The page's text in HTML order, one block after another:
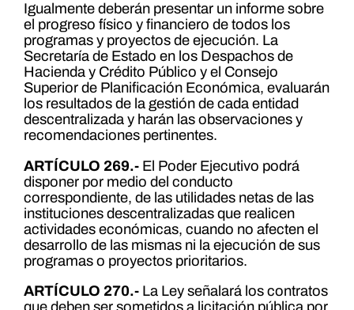
Igualmente deberán presentar un informe sobre
el progreso físico y financiero de todos los
programas y proyectos de ejecución. La
Secretaría de Estado en los Despachos de
Hacienda y Crédito Público y el Consejo
Superior de Planificación Económica, evaluarán
los resultados de la gestión de cada entidad
descentralizada y harán las observaciones y
recomendaciones pertinentes.
ARTÍCULO 269.- El Poder Ejecutivo podrá
disponer por medio del conducto
correspondiente, de las utilidades netas de las
instituciones descentralizadas que realicen
actividades económicas, cuando no afecten el
desarrollo de las mismas ni la ejecución de sus
programas o proyectos prioritarios.
ARTÍCULO 270.- La Ley señalará los contratos